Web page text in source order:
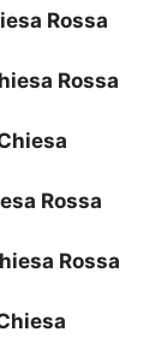
Rossa
Rossa
Rossa
Rossa